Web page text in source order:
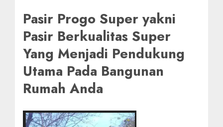
Pasir Progo Super yakni
Pasir Berkualitas Super
Yang Menjadi Pendukung
Utama Pada Bangunan
Rumah Anda